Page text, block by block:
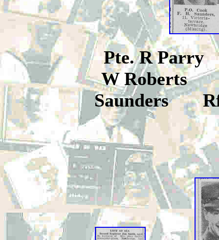
Pte. R
W Roberts
SaundersRfn.